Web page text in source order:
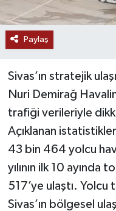
Paylaş
Sivas’ın stratejik
Nuri Demirağ
trafiği verileriyle
Açıklanan
43 bin 464 yolcu
yılının ilk 10 ayında
517’ye ulaştı. Yolcu
Sivas’ın bölgesel
TEKNOLOJİ
YAŞAM